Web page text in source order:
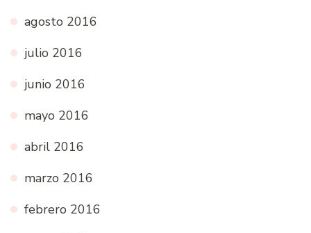
agosto 2016
julio 2016
junio 2016
mayo 2016
abril 2016
marzo 2016
febrero 2016